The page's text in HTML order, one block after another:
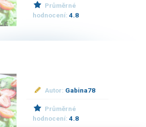
Průměrné
hodnocení:4.8
Autor: Gabina78
Průměrné
hodnocení:4.8